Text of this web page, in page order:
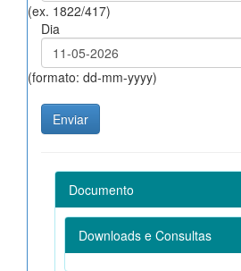
(ex. 1822/417)
Dia
(formato: dd-mm-yyyy)
Documento
Downloads e Consultas